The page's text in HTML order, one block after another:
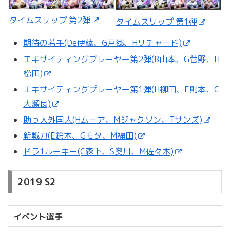
タイムスリップ 第2弾
タイムスリップ 第1弾
期待の若手(De伊藤、G戸郷、Hリチャード)
エキサイティングプレーヤー第2弾(B山本、G菅野、H
松田)
エキサイティングプレーヤー第1弾(H柳田、E則本、C
大瀬良)
助っ人外国人(Hムーア、Mジャクソン、Tサンズ)
新戦力(E鈴木、Gモタ、M福田)
ドラ1ルーキー(C森下、S奥川、M佐々木)
2019 S2
イベント選手